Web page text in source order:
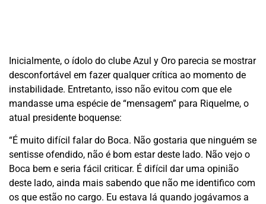
Inicialmente, o ídolo do clube Azul y Oro parecia se mostrar
desconfortável em fazer qualquer crítica ao momento de
instabilidade. Entretanto, isso não evitou com que ele
mandasse uma espécie de “mensagem” para Riquelme, o
atual presidente boquense:
“É muito difícil falar do Boca. Não gostaria que ninguém se
sentisse ofendido, não é bom estar deste lado. Não vejo o
Boca bem e seria fácil criticar. É difícil dar uma opinião
deste lado, ainda mais sabendo que não me identifico com
os que estão no cargo. Eu estava lá quando jogávamos a